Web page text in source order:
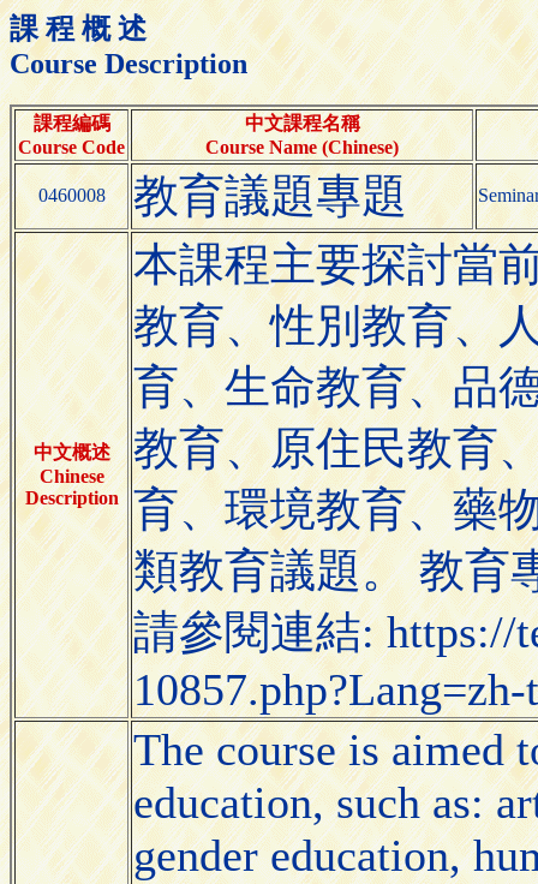
課 程 概 述
Course Description
課程編碼
Course Code
中文課程名稱
Course Name (Chinese)
0460008 教育議題專題
中文概述
Chinese
Description
本課程主要探討當
教育、性別教育、
育、生命教育、品
教育、原住民教育
育、環境教育、藥
類教育議題。 教育
請參閱連結: https://
The course is aimed
education, such as:
gender education,